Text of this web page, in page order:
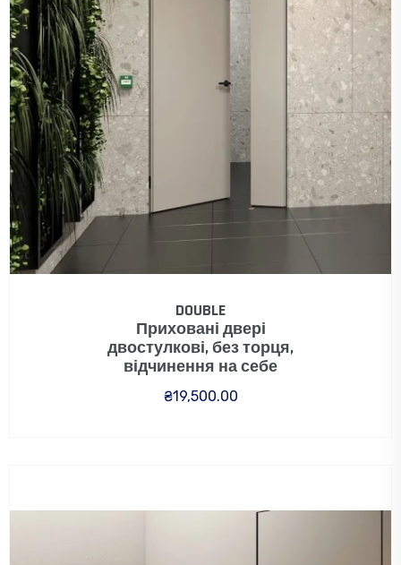
DOUBLE
Приховані двері
двостулкові, без торця,
відчинення на себе
₴19,500.00